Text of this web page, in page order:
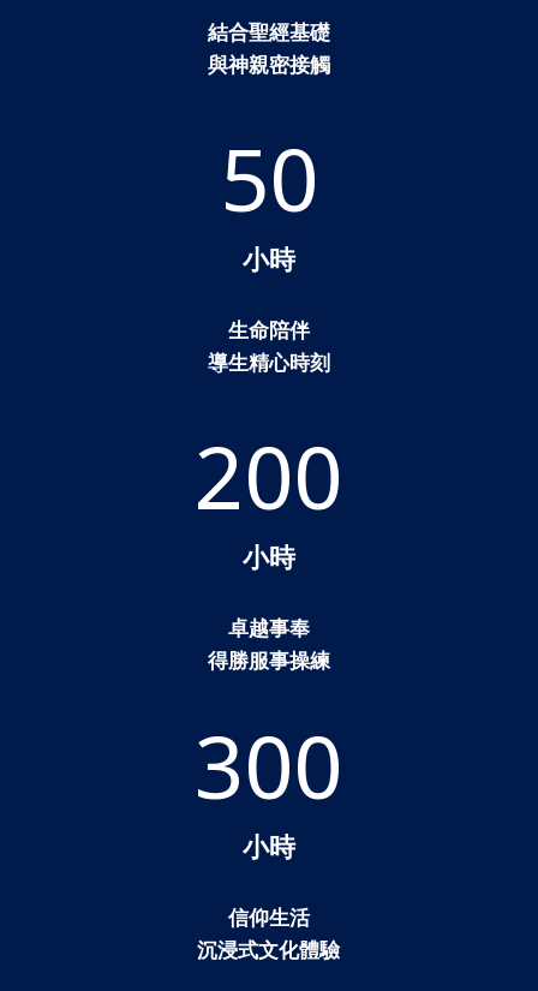
結合聖經基礎
與神親密接觸
50
小時
生命陪伴
導生精心時刻
200
小時
卓越事奉
得勝服事操練
300
小時
信仰生活
沉浸式文化體驗